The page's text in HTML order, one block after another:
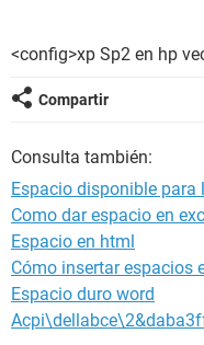
<config>xp Sp2 en hp
Compartir
Consulta también:
Espacio disponible para
Como dar espacio en
Espacio en html
Cómo insertar espacios
Espacio duro word